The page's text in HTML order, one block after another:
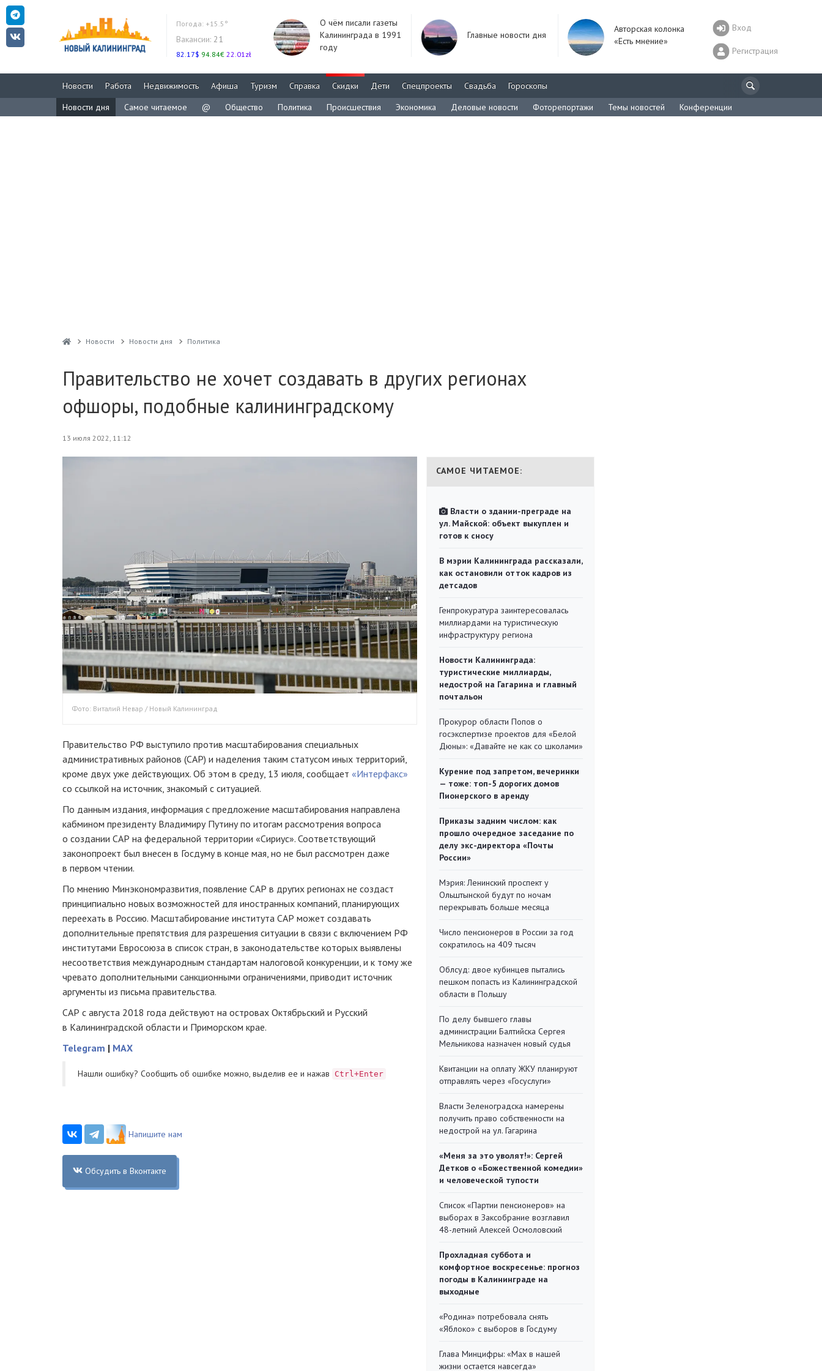
Погода: +15.5°
Вакансии: 21
82.17$ 94.84€ 22.01zł
О чём писали газеты
Калининграда в 1991
году
Главные новости дня
Авторская колонка
«Есть мнение»
Вход
Регистрация
Новости Работа Недвижимость Афиша Туризм Справка Скидки Дети Спецпроекты Свадьба
Гороскопы
Новости дня
Самое читаемое @ Общество Политика Происшествия Экономика Деловые новости Фоторепортажи Темы новостей Конференции
Новости Новости дня Политика
Правительство не хочет создавать в других регионах
офшоры, подобные калининградскому
13 июля 2022, 11:12
Фото: Виталий Невар / Новый Калининград
Правительство РФ выступило против масштабирования специальных
административных районов (САР) и наделения таким статусом иных территорий,
кроме двух уже действующих. Об этом в среду, 13 июля, сообщает «Интерфакс»
со ссылкой на источник, знакомый с ситуацией.
По данным издания, информация с предложение масштабирования направлена
кабмином президенту Владимиру Путину по итогам рассмотрения вопроса
о создании САР на федеральной территории «Сириус». Соответствующий
законопроект был внесен в Госдуму в конце мая, но не был рассмотрен даже
в первом чтении.
По мнению Минэкономразвития, появление САР в других регионах не создаст
принципиально новых возможностей для иностранных компаний, планирующих
переехать в Россию. Масштабирование института САР может создавать
дополнительные препятствия для разрешения ситуации в связи с включением РФ
институтами Евросоюза в список стран, в законодательстве которых выявлены
несоответствия международным стандартам налоговой конкуренции, и к тому же
чревато дополнительными санкционными ограничениями, приводит источник
аргументы из письма правительства.
САР с августа 2018 года действуют на островах Октябрьский и Русский
в Калининградской области и Приморском крае.
Telegram | MAX
Нашли ошибку? Cообщить об ошибке можно, выделив ее и нажав Ctrl+Enter
Напишите нам
Обсудить в Вконтакте
САМОЕ ЧИТАЕМОЕ:
Власти о здании-преграде на
ул. Майской: объект выкуплен и
готов к сносу
В мэрии Калининграда рассказали,
как остановили отток кадров из
детсадов
Генпрокуратура заинтересовалась
миллиардами на туристическую
инфраструктуру региона
Новости Калининграда:
туристические миллиарды,
недострой на Гагарина и главный
почтальон
Прокурор области Попов о
госэкспертизе проектов для «Белой
Дюны»: «Давайте не как со школами»
Курение под запретом, вечеринки
— тоже: топ-5 дорогих домов
Пионерского в аренду
Приказы задним числом: как
прошло очередное заседание по
делу экс-директора «Почты
России»
Мэрия: Ленинский проспект у
Ольштынской будут по ночам
перекрывать больше месяца
Число пенсионеров в России за год
сократилось на 409 тысяч
Облсуд: двое кубинцев пытались
пешком попасть из Калининградской
области в Польшу
По делу бывшего главы
администрации Балтийска Сергея
Мельникова назначен новый судья
Квитанции на оплату ЖКУ планируют
отправлять через «Госуслуги»
Власти Зеленоградска намерены
получить право собственности на
недострой на ул. Гагарина
«Меня за это уволят!»: Сергей
Детков о «Божественной комедии»
и человеческой тупости
Список «Партии пенсионеров» на
выборах в Заксобрание возглавил
48-летний Алексей Осмоловский
Прохладная суббота и
комфортное воскресенье: прогноз
погоды в Калининграде на
выходные
«Родина» потребовала снять
«Яблоко» с выборов в Госдуму
Глава Минцифры: «Мах в нашей
жизни остается навсегда»